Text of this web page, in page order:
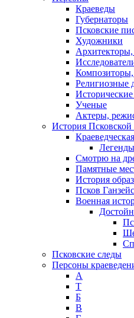
Краеведы
Губернаторы
Псковские
Художники
Архитекторы,
Религиозные
Ученые
Актеры,
История Псковской
Смотрю на
Памятные
История
Псков
Военная
Псковские следы
Персоны
А
T
Б
В